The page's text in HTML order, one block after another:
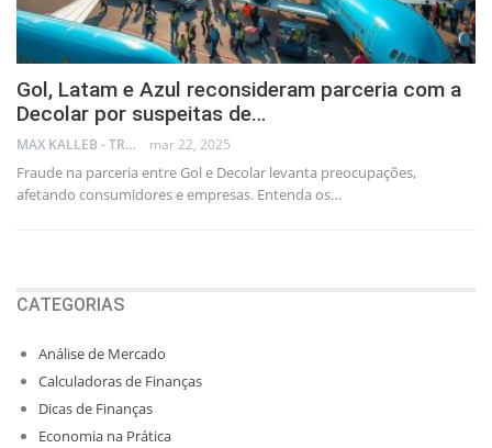
Gol, Latam e Azul reconsideram parceria com a
Decolar por suspeitas de…
MAX KALLEB - TRADER mar 22, 2025
Fraude na parceria entre Gol e Decolar levanta preocupações,
afetando consumidores e empresas. Entenda os…
CATEGORIAS
Análise de Mercado
Calculadoras de Finanças
Dicas de Finanças
Economia na Prática